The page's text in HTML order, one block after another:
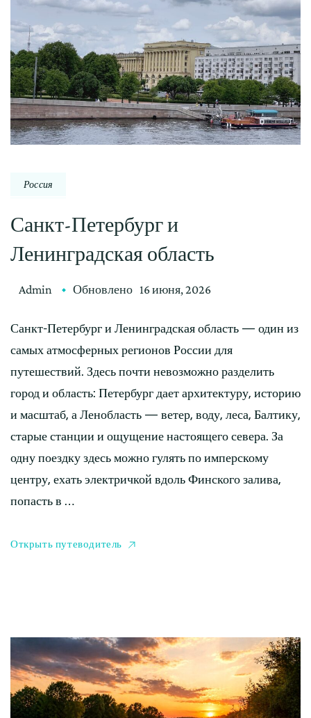
Россия
Санкт-Петербург и
Ленинградская область
Admin Обновлено 16 июня, 2026
Санкт-Петербург и Ленинградская область — один из
самых атмосферных регионов России для
путешествий. Здесь почти невозможно разделить
город и область: Петербург дает архитектуру, историю
и масштаб, а Ленобласть — ветер, воду, леса, Балтику,
старые станции и ощущение настоящего севера. За
одну поездку здесь можно гулять по имперскому
центру, ехать электричкой вдоль Финского залива,
попасть в …
Открыть путеводитель